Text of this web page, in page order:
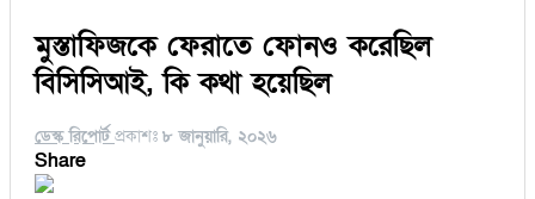
মুস্তাফিজকে ফেরাতে ফোনও করেছিল
বিসিসিআই, কি কথা হয়েছিল
ডেস্ক রিপোর্ট প্রকাশঃ ৮ জানুয়ারি, ২০২৬
Share